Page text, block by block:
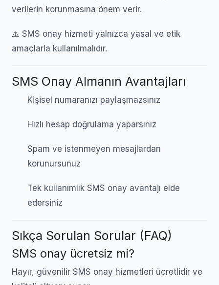
verilerin korunmasına önem verir.
⚠️ SMS onay hizmeti yalnızca yasal ve etik
amaçlarla kullanılmalıdır.
SMS Onay Almanın Avantajları
Kişisel numaranızı paylaşmazsınız
Hızlı hesap doğrulama yaparsınız
Spam ve istenmeyen mesajlardan
korunursunuz
Tek kullanımlık SMS onay avantajı elde
edersiniz
Sıkça Sorulan Sorular (FAQ)
SMS onay ücretsiz mi?
Hayır, güvenilir SMS onay hizmetleri ücretlidir ve